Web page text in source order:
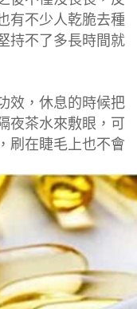
有不少人乾脆去種
持不了多長時間就
效，休息的時候把
夜茶水來敷眼，可
刷在睫毛上也不會